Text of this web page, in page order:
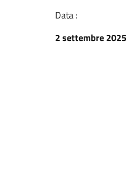
Data :
2 settembre 2025